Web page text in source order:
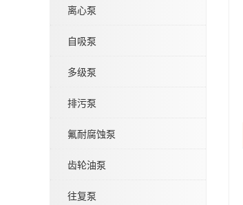
离心泵
自吸泵
多级泵
排污泵
氟耐腐蚀泵
齿轮油泵
往复泵
WQP型不锈钢无堵塞潜水排污泵